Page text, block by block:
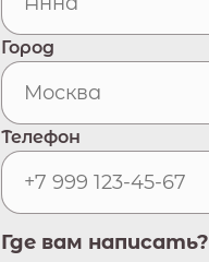
Город
Телефон
Где вам написать?